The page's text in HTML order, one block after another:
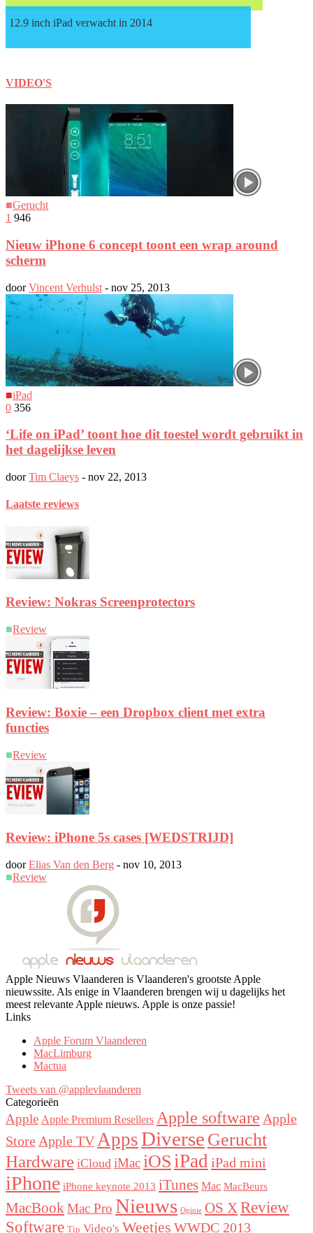
12.9 inch iPad verwacht in 2014
VIDEO'S
■Gerucht
1 946
Nieuw iPhone 6 concept toont een wrap around
scherm
doorVincent Verhulst - nov 25, 2013
■iPad
0 356
‘Life on iPad’ toont hoe dit toestel wordt gebruikt in
het dagelijkse leven
doorTim Claeys - nov 22, 2013
Laatste reviews
Review: Nokras Screenprotectors
■Review
Review: Boxie – een Dropbox client met extra
functies
■Review
Review: iPhone 5s cases [WEDSTRIJD]
doorElias Van den Berg - nov 10, 2013
■Review
Apple Nieuws Vlaanderen is Vlaanderen's grootste Apple
nieuwssite. Als enige in Vlaanderen brengen wij u dagelijks het
meest relevante Apple nieuws. Apple is onze passie!
Links
Apple Forum Vlaanderen
MacLimburg
Mactua
Tweets van @applevlaanderen
Categorieën
Apple Apple Premium Resellers Apple software Apple
Store Apple TV Apps Diverse Gerucht
Hardware iCloud iMac iOS iPad iPad mini
iPhone iPhone keynote 2013 iTunes Mac MacBeurs
MacBookMac Pro Nieuws Opinie OS XReview
Software Tip Video's Weetjes WWDC 2013